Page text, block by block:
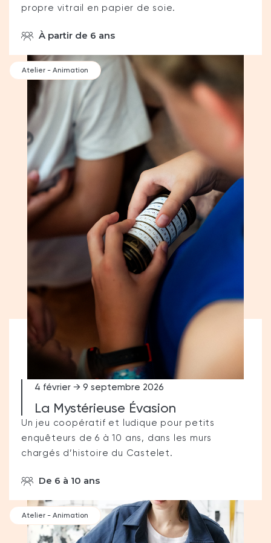
propre vitrail en papier de soie.
À partir de 6 ans
La Mystérieuse Évasion
4 février → 9 septembre 2026
Un jeu coopératif et ludique pour petits
enquêteurs de 6 à 10 ans, dans les murs
chargés d’histoire du Castelet.
De 6 à 10 ans
Atelier - Animation
Atelier - Animation